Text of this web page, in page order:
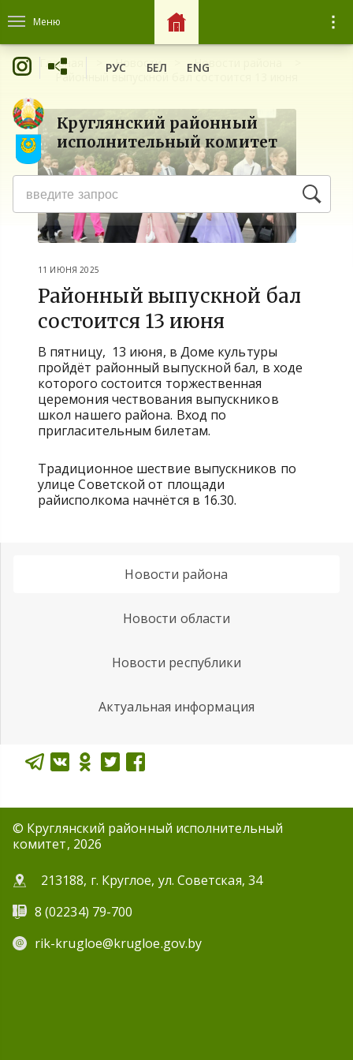
Меню
Круглянский районный
исполнительный комитет
РУС БЕЛ ENG
Главная Новости
Новости района
Районный выпускной бал состоится 13 июня
11 ИЮНЯ 2025
Районный выпускной бал
состоится 13 июня
В пятницу, 13 июня, в Доме культуры
пройдёт районный выпускной бал, в ходе
которого состоится торжественная
церемония чествования выпускников
школ нашего района. Вход по
пригласительным билетам.
Традиционное шествие выпускников по
улице Советской от площади
райисполкома начнётся в 16.30.
Новости района
Новости области
Новости республики
Актуальная информация
© Круглянский районный исполнительный
комитет, 2026
213188, г. Круглое, ул. Советская, 34
8 (02234) 79-700
rik-krugloe@krugloe.gov.by